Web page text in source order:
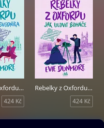
Rebelky z Oxfordu - Jak zkrotit svůdníka
424 Kč
Rebelky z Oxfordu - Jak ulovit boháče
424 Kč